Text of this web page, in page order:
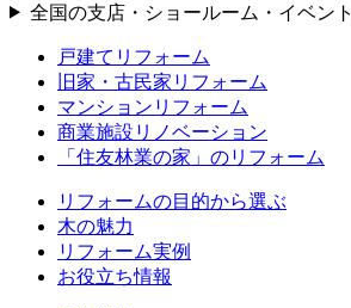
全国の支店・ショールーム・イベント
戸建てリフォーム
旧家・古民家リフォーム
マンションリフォーム
商業施設リノベーション
「住友林業の家」のリフォーム
リフォームの目的から選ぶ
木の魅力
リフォーム実例
お役立ち情報